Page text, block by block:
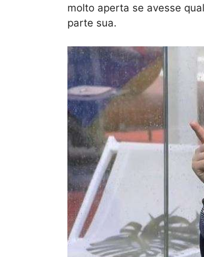
molto aperta se avesse
parte sua.